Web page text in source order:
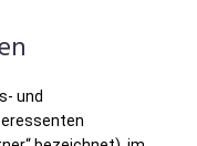
und